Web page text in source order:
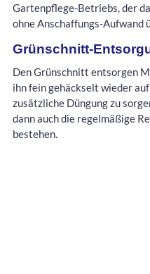
Gartenpflege-Betriebs, der
ohne Anschaffungs-Aufwand
Grünschnitt-
Den Grünschnitt entsorgen
ihn fein gehäckselt wieder
zusätzliche Düngung zu
dann auch die regelmäßige
bestehen.